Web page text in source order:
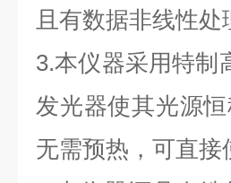
且有数据非线性
3.本仪器采用特制
发光器使其光源
无需预热，可直接